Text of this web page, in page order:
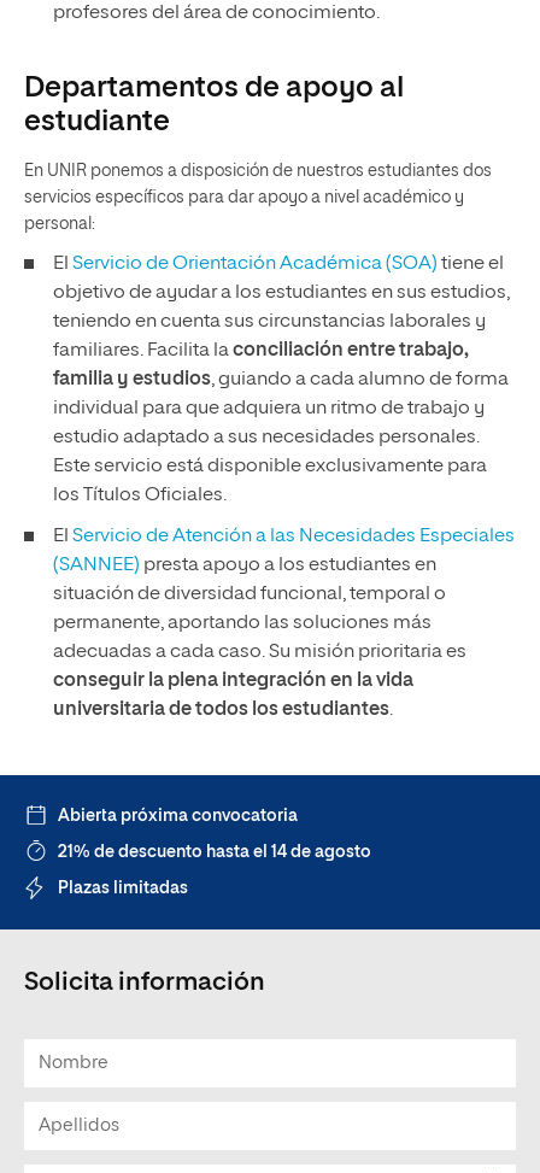
profesores del área de conocimiento.
Departamentos de apoyo al
estudiante
En UNIR ponemos a disposición de nuestros estudiantes dos
servicios específicos para dar apoyo a nivel académico y
personal:
El Servicio de Orientación Académica (SOA) tiene el
objetivo de ayudar a los estudiantes en sus estudios,
teniendo en cuenta sus circunstancias laborales y
familiares. Facilita laconciliación entre trabajo,
familia y estudios, guiando a cada alumno de forma
individual para que adquiera un ritmo de trabajo y
estudio adaptado a sus necesidades personales.
Este servicio está disponible exclusivamente para
los Títulos Oficiales.
El Servicio de Atención a las Necesidades Especiales
(SANNEE) presta apoyo a los estudiantes en
situación de diversidad funcional, temporal o
permanente, aportando las soluciones más
adecuadas a cada caso. Su misión prioritaria es
conseguir la plena integración en la vida
universitaria de todos los estudiantes.
Abierta próxima convocatoria
21% de descuento hasta el 14 de agosto
Plazas limitadas
Solicita información